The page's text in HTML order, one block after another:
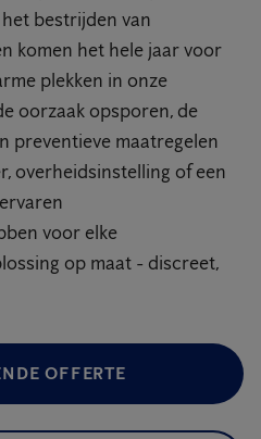
bestrijden van
komen het hele jaar voor
plekken in onze
oorzaak opsporen, de
preventieve maatregelen
overheidsinstelling of een
voor elke
op maat - discreet,
OFFERTE